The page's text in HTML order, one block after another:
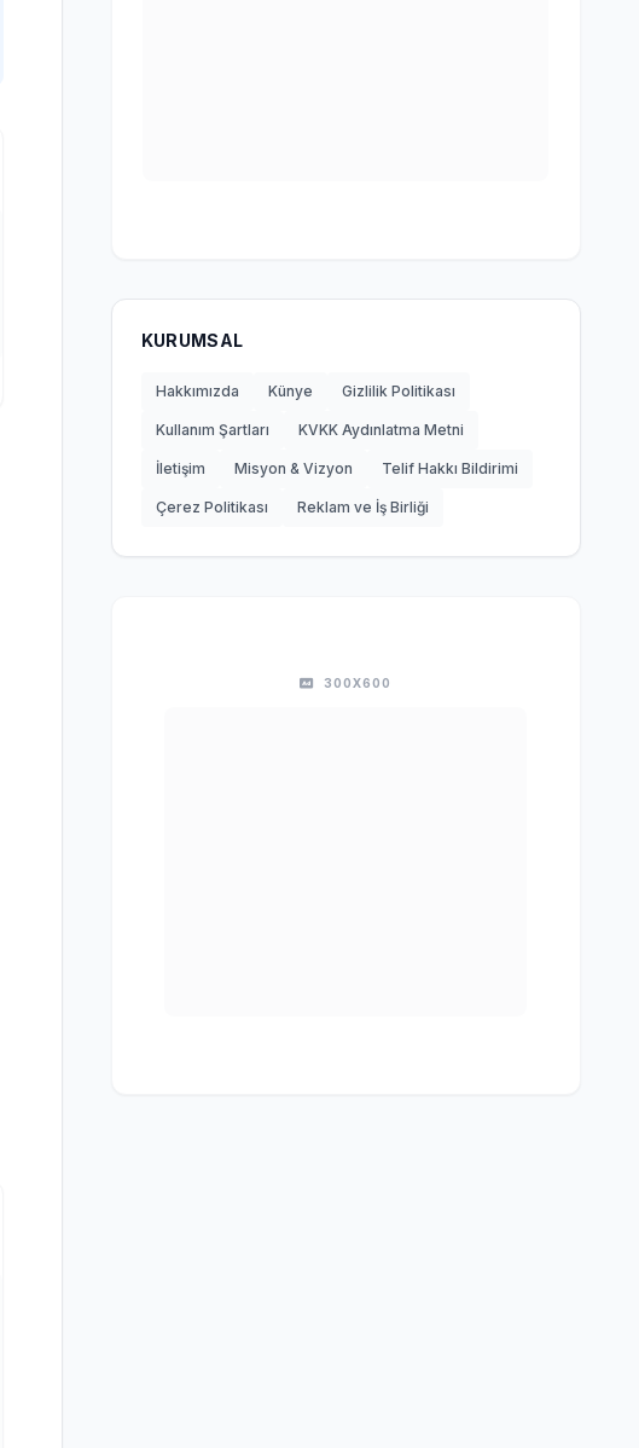
KURUMSAL
Hakkımızda Künye Gizlilik Politikası
Kullanım Şartları KVKK Aydınlatma Metni
İletişim Misyon & Vizyon Telif Hakkı Bildirimi
Çerez Politikası Reklam ve İş Birliği
300X600